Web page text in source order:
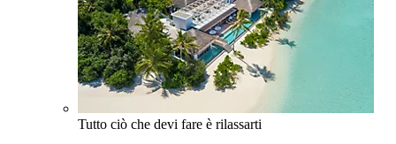
Tutto ciò che devi fare è rilassarti